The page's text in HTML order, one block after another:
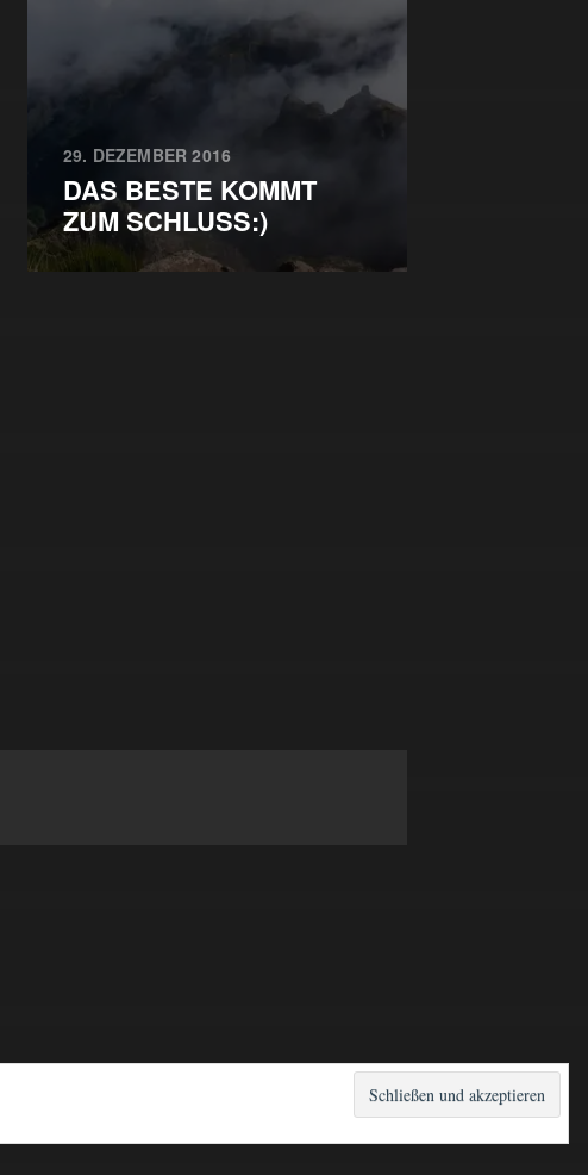
29. DEZEMBER 2016
DAS BESTE KOMMT
ZUM SCHLUSS:)